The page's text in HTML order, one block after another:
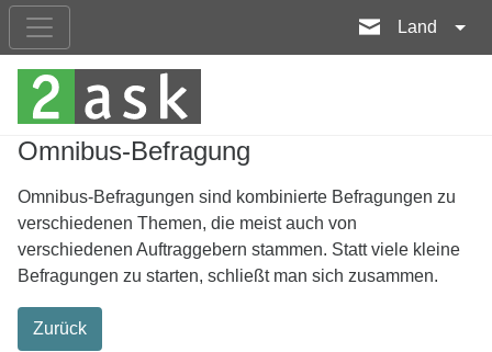
Land
Omnibus-Befragung
Omnibus-Befragungen sind kombinierte Befragungen zu
verschiedenen Themen, die meist auch von
verschiedenen Auftraggebern stammen. Statt viele kleine
Befragungen zu starten, schließt man sich zusammen.
Zurück